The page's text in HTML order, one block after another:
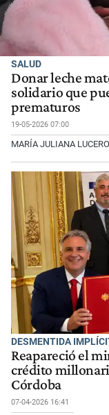
SALUD
Donar leche
solidario que
prematuros
19-05-2026 07:00
MARÍA JULIANA LUCERO
DESMENTIDA
Reapareció el
crédito
Córdoba
07-04-2026 16:41